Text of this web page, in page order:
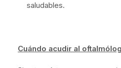
saludables.
Cuándo acudir al